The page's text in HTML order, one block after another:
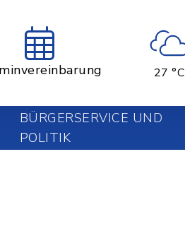
27 °C
BÜRGERSERVICE UND
POLITIK